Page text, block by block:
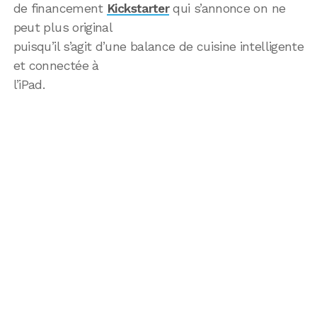
de financement Kickstarterqui s’annonce on ne
peut plus original
puisqu’il s’agit d’une balance de cuisine intelligente
et connectée à
l’iPad.